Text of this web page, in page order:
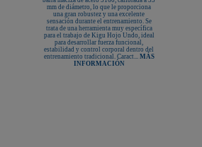
mm de diámetro, lo que le proporciona
una gran robustez y una excelente
sensación durante el entrenamiento. Se
trata de una herramienta muy específica
para el trabajo de Kigu Hojo Undo, ideal
para desarrollar fuerza funcional,
estabilidad y control corporal dentro del
entrenamiento tradicional. Caract... MÁS
INFORMACIÓN